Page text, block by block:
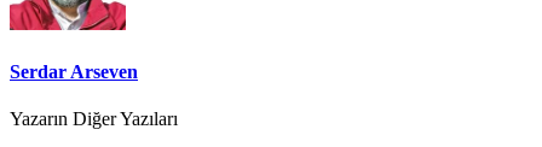
Serdar Arseven
Yazarın Diğer Yazıları